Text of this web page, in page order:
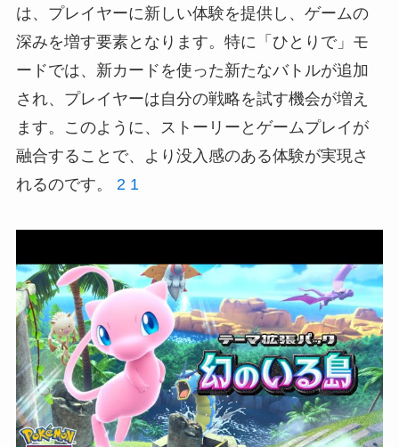
は、プレイヤーに新しい体験を提供し、ゲームの
深みを増す要素となります。特に「ひとりで」モ
ードでは、新カードを使った新たなバトルが追加
され、プレイヤーは自分の戦略を試す機会が増え
ます。このように、ストーリーとゲームプレイが
融合することで、より没入感のある体験が実現さ
れるのです。 2 1